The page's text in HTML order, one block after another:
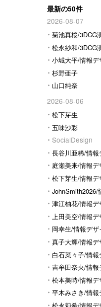
最新の50件
2026-08-07
菊池真桜/3DCG
松永紗和/3DCG
小城大平/情報
杉野亜子
山口純奈
2026-08-06
松下芽生
五味沙彩
SocialDesign
長谷川亜稀/情
Ⅰ 庭瀬美来/情報
松下芽生/情報
JohnSmith2026/
演習I
津江柚花/情報
上田美空/情報
岡幸生/情報デ
真子大輝/情報
白石菜々子/情
Ⅰ 吉牟田奈央/情
Ⅰ 松本美時/情報
平木みさき/情
Ⅰ